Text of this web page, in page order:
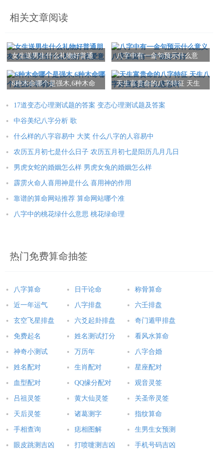
相关文章阅读
女生送男生什么礼物好普通
表爱意
八字中有一金句预示什么意
6种木命哪个是强木,6种木命
天生富贵命的八字特征 天生
17道变态心理测试题的答案 变态心理测试题及答案
中谷美纪八字分析 歌
什么样的八字容易中 大奖 什么八字的人容易中
农历五月初七是什么日子 农历五月初七是阳历几月几日
男虎女蛇的婚姻怎么样 男虎女兔的婚姻怎么样
霹雳火命人喜用神是什么 喜用神的作用
靠谱的算命网站推荐 算命网站哪个准
八字中的桃花绿什么意思 桃花绿命理
热门免费算命抽签
八字算命 日干论命 称骨算命
近一年运气 八字排盘 六壬排盘
玄空飞星排盘 六爻起卦排盘 奇门遁甲排盘
免费起名 姓名测试打分 看风水算命
神奇小测试 万历年 八字合婚
姓名配对 生肖配对 星座配对
血型配对 QQ缘分配对 观音灵签
吕祖灵签 黄大仙灵签 关圣帝灵签
天后灵签 诸葛测字 指纹算命
手相查询 痣相图解 生男生女预测
眼皮跳测吉凶 打喷嚏测吉凶 手机号码吉凶